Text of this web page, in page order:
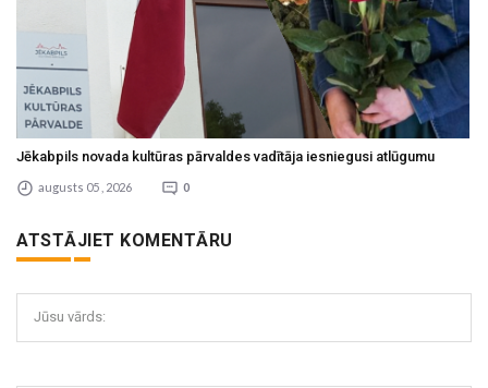
Jēkabpils novada kultūras pārvaldes vadītāja iesniegusi atlūgumu
augusts 05 , 2026 0
ATSTĀJIET KOMENTĀRU
Jūsu vārds: